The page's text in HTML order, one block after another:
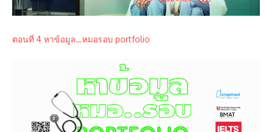
ตอนที่ 4 หาข้อมูล…หมอรอบ portfolio